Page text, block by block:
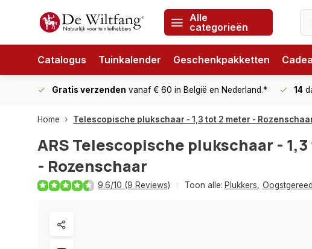
Alle
categorieën
Catalogus Tuinkalender Geschenkpakketten
Gratis verzenden vanaf € 60 in België en Nederland.* 14
Home Telescopische plukschaar - 1,3 tot 2 meter -
ARS Telescopische plukschaar -
- Rozenschaar
9.6/10 (9 Reviews) Toon alle: Plukkers,